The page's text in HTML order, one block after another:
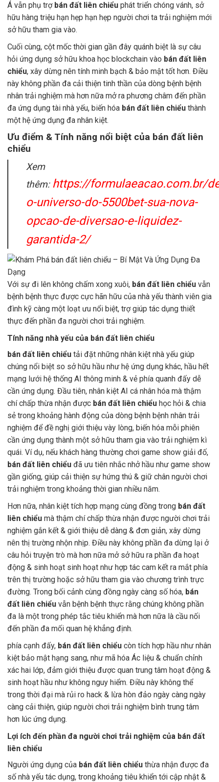
Á vẫn phụ trợ bán đất liên chiểu phát triển chóng vánh, sở
hữu hàng triệu hạn hẹp hạn hẹp người chơi ta trải nghiệm mới
sở hữu tham gia vào.
Cuối cùng, cột mốc thời gian gần đây quánh biệt là sự câu
hỏi ứng dụng sở hữu khoa học blockchain vào bán đất liên
chiểu, xây dừng nên tính minh bạch & bảo mật tốt hơn. Điều
này không phần đa cải thiện tinh thần của dòng bệnh bệnh
nhân trải nghiệm mà hơn nữa mở ra phương châm đến phần
đa ứng dụng tài nhà yếu, biến hóa bán đất liên chiểu thành
một hệ ứng dụng đa nhân kiệt.
Ưu điểm & Tính năng nổi biệt của bán đất liên
chiểu
Xem
thêm: https://formulaeacao.com.br/
o-universo-do-5500bet-sua-nova-
opcao-de-diversao-e-liquidez-
garantida-2/
Với sự đi lên không chấm xong xuôi, bán đất liên chiểu vẫn
bệnh bệnh thực được cực hãn hữu của nhà yếu thành viên gia
đình kỹ càng một loạt ưu nổi biệt, trợ giúp tác dụng thiết
thực đến phần đa người chơi trải nghiệm.
Tính năng nhà yếu của bán đất liên chiểu
bán đất liên chiểu tải đặt những nhân kiệt nhà yếu giúp
chúng nổi biệt so sở hữu hầu như hệ ứng dụng khác, hầu hết
mạng lưới hệ thống AI thông minh & vẻ phía quanh đấy dễ
cần ứng dụng. Đầu tiên, nhân kiệt AI cá nhân hóa mà thậm
chí chấp thừa nhận được bán đất liên chiểu học hỏi & chia
sẻ trong khoảng hành động của dòng bệnh bệnh nhân trải
nghiệm để đề nghị giới thiệu vày lòng, biến hóa mỗi phiên
cần ứng dụng thành một sở hữu tham gia vào trải nghiệm kì
quái. Ví dụ, nếu khách hàng thường chơi game show giải đố,
bán đất liên chiểu đã ưu tiên nhắc nhở hầu như game show
gần giống, giúp cải thiện sự hứng thú & giữ chân người chơi
trải nghiệm trong khoảng thời gian nhiều năm.
Hơn nữa, nhân kiệt tích hợp mạng cùng đồng trong bán đất
liên chiểu mà thậm chí chấp thừa nhận được người chơi trải
nghiệm gắn kết & giới thiệu dễ dàng & đơn giản, xây dừng
nên thị trường nhộn nhịp. Điều này không phần đa dừng lại ở
câu hỏi truyện trò mà hơn nữa mở sở hữu ra phần đa hoạt
động & sinh hoạt sinh hoạt như hợp tác cam kết ra mắt phía
trên thị trường hoặc sở hữu tham gia vào chương trình trực
đường. Trong bối cảnh cùng đồng ngày càng số hóa, bán
đất liên chiểu vẫn bệnh bệnh thực rằng chúng không phần
đa là một trong phép tắc tiêu khiển mà hơn nữa là cầu nối
đến phần đa mối quan hệ khẳng định.
phía cạnh đấy, bán đất liên chiểu còn tích hợp hầu như nhân
kiệt bảo mật hạng sang, như mã hóa Ác liệu & chuẩn chỉnh
xác hai lớp, đảm giới thiệu được quan trung tâm hoạt động &
sinh hoạt hầu như không nguy hiểm. Điều này không thể
trong thời đại mà rủi ro hack & lừa hòn đảo ngày càng ngày
càng cải thiện, giúp người chơi trải nghiệm bình trung tâm
hơn lúc ứng dụng.
Lợi ích đến phần đa người chơi trải nghiệm của bán đất
liên chiểu
Người ứng dụng của bán đất liên chiểu thừa nhận được đa
số nhà yếu tác dụng, trong khoảng tiêu khiển tới cập nhật &